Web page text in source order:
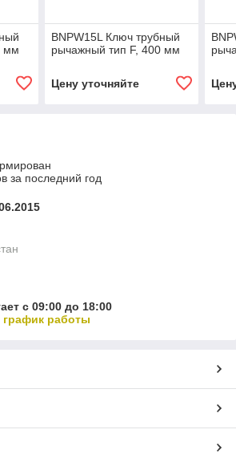
мм
BNPW15L Ключ трубный
рычажный тип F, 400 мм
Цену уточняйте
за последний год
с 09:00 до 18:00
график работы